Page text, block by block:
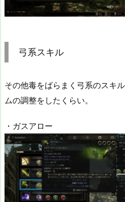
弓系スキル
その他毒をばらまく弓系のスキ
ムの調整をしたくらい。
・ガスアロー